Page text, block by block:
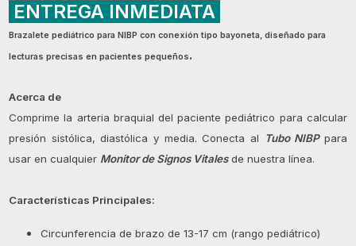
ENTREGA INMEDIATA
Brazalete pediátrico para NIBP con conexión tipo bayoneta, diseñado para
lecturas precisas en pacientes pequeños.
Acerca de
Comprime la arteria braquial del paciente pediátrico para calcular
presión sistólica, diastólica y media. Conecta al
Tubo NIBP para
usar en cualquier Monitor de Signos Vitalesde nuestra línea.
Características Principales:
Circunferencia de brazo de 13-17 cm (rango pediátrico)